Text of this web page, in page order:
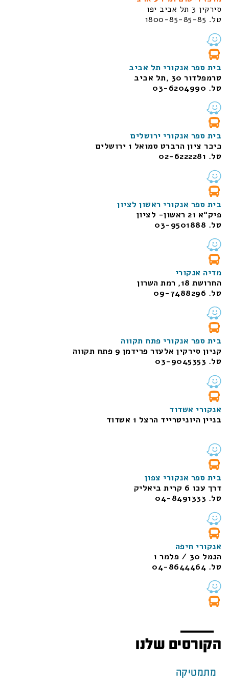
סירקין 3 תל אביב יפו
טל. 1800-85-85-85
בית ספר אנקורי תל אביב
טרמפלדור 30 ,תל אביב
טל. 03-6204990
בית ספר אנקורי ירושלים
כיכר ציון הרברט סמואל 1
ירושלים
טל. 02-6222281
בית ספר אנקורי ראשון לציון
פיק“א 21 ראשון- לציון
טל. 03-9501888
מדיה אנקורי
החרושת 18, רמת השרון
טל. 09-7488296
בית ספר אנקורי פתח תקווה
קניון סירקין אלעזר פרידמן 9 פתח תקווה
טל. 03-9045353
אנקורי אשדוד
בניין היוניטרייד הרצל 1 אשדוד
בית ספר אנקורי צפון
דרך עכו 6 קרית ביאליק
טל. 04-8491333
אנקורי חיפה
הנמל 30 / פלמר 1
טל. 04-8644464
הקורסים שלנו
מתמטיקה